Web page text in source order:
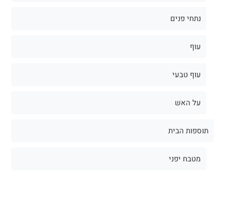
נתחי פנים
עוף
עוף טבעי
על האש
תוספות הבית
מטבח יפני